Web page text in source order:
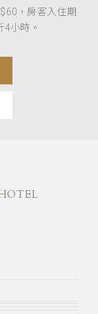
，房客入住期
小時。